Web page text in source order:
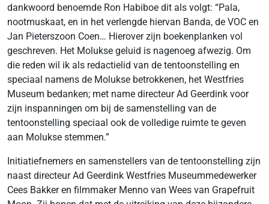
dankwoord benoemde Ron Habiboe dit als volgt: “Pala,
nootmuskaat, en in het verlengde hiervan Banda, de VOC en
Jan Pieterszoon Coen… Hierover zijn boekenplanken vol
geschreven. Het Molukse geluid is nagenoeg afwezig. Om
die reden wil ik als redactielid van de tentoonstelling en
speciaal namens de Molukse betrokkenen, het Westfries
Museum bedanken; met name directeur Ad Geerdink voor
zijn inspanningen om bij de samenstelling van de
tentoonstelling speciaal ook de volledige ruimte te geven
aan Molukse stemmen.”
Initiatiefnemers en samenstellers van de tentoonstelling zijn
naast directeur Ad Geerdink Westfries Museummedewerker
Cees Bakker en filmmaker Menno van Wees van Grapefruit